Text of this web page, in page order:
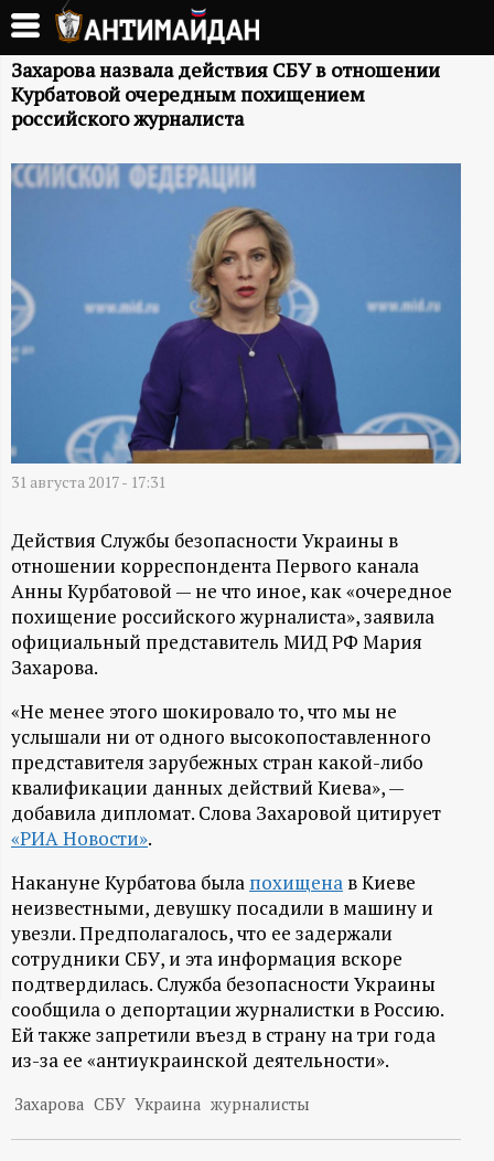
Перейти
основному
содержанию
А
Н
Т
М
А
Д
А
Н
-
и
н
ф
о
р
м
а
ц
и
о
Захарова назвала действия СБУ в отношении
Курбатовой очередным похищением
российского журналиста
31 августа 2017 - 17:31
Действия Службы безопасности Украины в
отношении корреспондента Первого канала
Анны Курбатовой — не что иное, как «очередное
похищение российского журналиста», заявила
официальный представитель МИД РФ Мария
Захарова.
«Не менее этого шокировало то, что мы не
услышали ни от одного высокопоставленного
представителя зарубежных стран какой-либо
квалификации данных действий Киева», —
добавила дипломат. Слова Захаровой цитирует
«РИА Новости».
Накануне Курбатова была похищена в Киеве
неизвестными, девушку посадили в машину и
увезли. Предполагалось, что ее задержали
сотрудники СБУ, и эта информация вскоре
подтвердилась. Служба безопасности Украины
сообщила о депортации журналистки в Россию.
Ей также запретили въезд в страну на три года
из-за ее «антиукраинской деятельности».
Захарова СБУ Украина журналисты